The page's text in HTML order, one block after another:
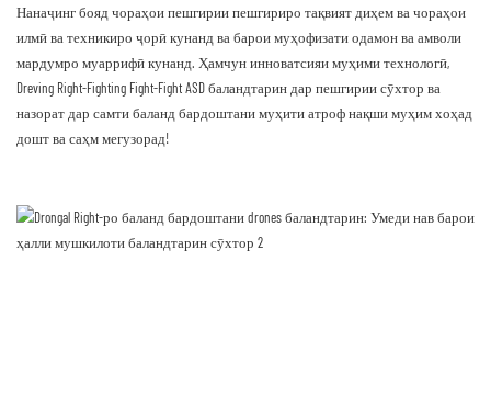
Нанаҷинг бояд чораҳои пешгирии пешгириро тақвият диҳем ва чораҳои
илмӣ ва техникиро ҷорӣ кунанд ва барои муҳофизати одамон ва амволи
мардумро муаррифӣ кунанд. Ҳамчун инноватсияи муҳими технологӣ,
Dreving Right-Fighting Fight-Fight ASD баландтарин дар пешгирии сӯхтор ва
назорат дар самти баланд бардоштани муҳити атроф нақши муҳим хоҳад
дошт ва саҳм мегузорад!